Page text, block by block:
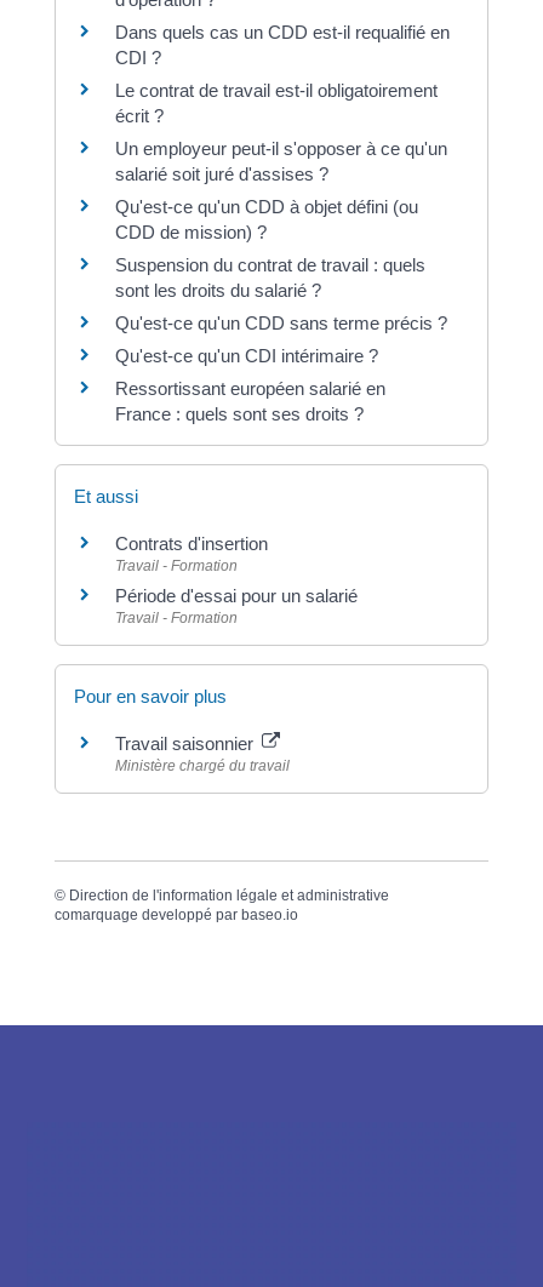
Dans quels cas un CDD est-il requalifié en
CDI ?
Le contrat de travail est-il obligatoirement
écrit ?
Un employeur peut-il s'opposer à ce qu'un
salarié soit juré d'assises ?
Qu'est-ce qu'un CDD à objet défini (ou
CDD de mission) ?
Suspension du contrat de travail : quels
sont les droits du salarié ?
Qu'est-ce qu'un CDD sans terme précis ?
Qu'est-ce qu'un CDI intérimaire ?
Ressortissant européen salarié en
France : quels sont ses droits ?
Et aussi
Contrats d'insertion
Travail - Formation
Période d'essai pour un salarié
Travail - Formation
Pour en savoir plus
Travail saisonnier
Ministère chargé du travail
© Direction de l'information légale et administrative
comarquage developpé par baseo.io